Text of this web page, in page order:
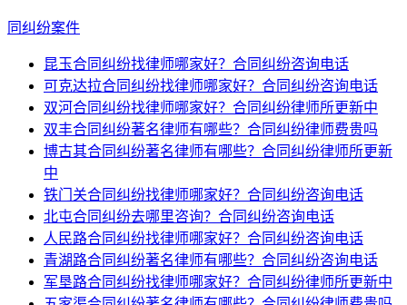
同纠纷案件
昆玉合同纠纷找律师哪家好？合同纠纷咨询电话
可克达拉合同纠纷找律师哪家好？合同纠纷咨询电话
双河合同纠纷找律师哪家好？合同纠纷律师所更新中
双丰合同纠纷著名律师有哪些？合同纠纷律师费贵吗
博古其合同纠纷著名律师有哪些？合同纠纷律师所更新
中
铁门关合同纠纷找律师哪家好？合同纠纷咨询电话
北屯合同纠纷去哪里咨询？合同纠纷咨询电话
人民路合同纠纷找律师哪家好？合同纠纷咨询电话
青湖路合同纠纷著名律师有哪些？合同纠纷咨询电话
军垦路合同纠纷找律师哪家好？合同纠纷律师所更新中